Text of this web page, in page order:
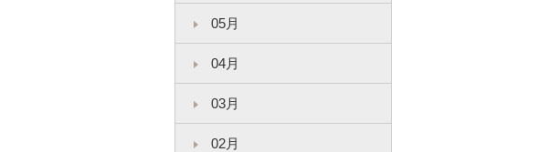
05月
04月
03月
02月